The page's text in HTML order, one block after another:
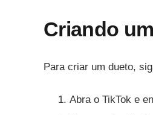
Criando
Para criar um dueto,
Abra o TikTok e